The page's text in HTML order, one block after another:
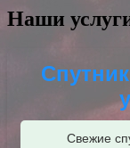
Наши
Свежие